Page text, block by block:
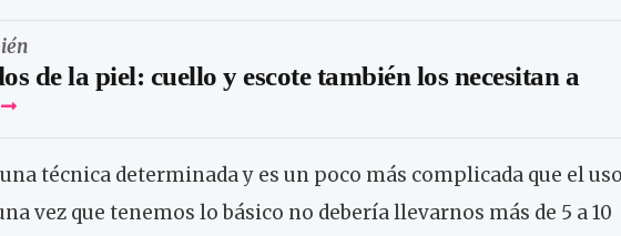
de la piel: cuello y escote también los necesitan a
técnica determinada y es un poco más complicada que el
vez que tenemos lo básico no debería llevarnos más de 5 a 10